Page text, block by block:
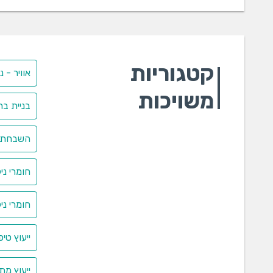
קטגוריות
משויכות
אוויר -
בניית
השבחת
חומרי
חומרי
ייעוץ
ייעוץ